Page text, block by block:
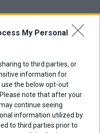
My Personal
to third parties, or
information for
the below opt-out
note that after your
continue seeing
information utilized by
to third parties prior to
διαμορφώνουν το νέο
ντέρμπι «αιωνίων»